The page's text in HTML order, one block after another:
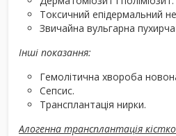
Токсичний епідермальний
Звичайна вульгарна
Інші показання:
Гемолітична хвороба
Сепсис.
Трансплантація нирки.
Алогенна трансплантація